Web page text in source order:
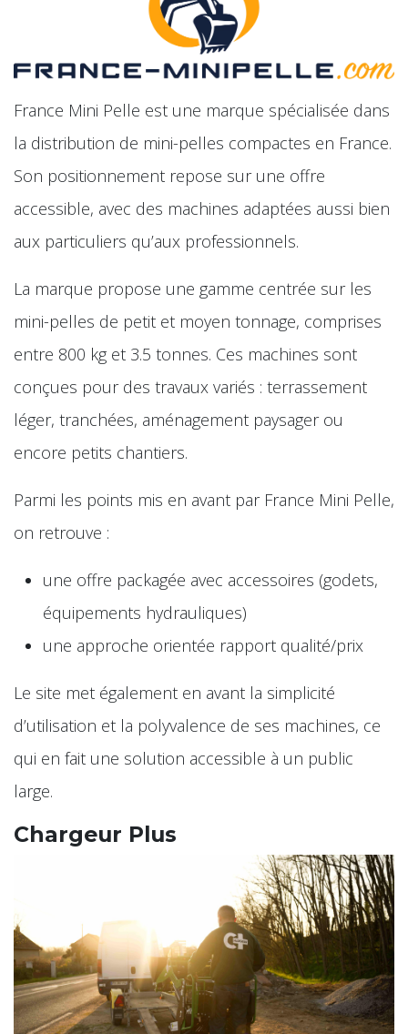
France Mini Pelle est une marque spécialisée dans
la distribution de mini-pelles compactes en France.
Son positionnement repose sur une offre
accessible, avec des machines adaptées aussi bien
aux particuliers qu’aux professionnels.
La marque propose une gamme centrée sur les
mini-pelles de petit et moyen tonnage, comprises
entre 800 kg et 3.5 tonnes. Ces machines sont
conçues pour des travaux variés : terrassement
léger, tranchées, aménagement paysager ou
encore petits chantiers.
Parmi les points mis en avant par France Mini Pelle,
on retrouve :
une offre packagée avec accessoires (godets,
équipements hydrauliques)
une approche orientée rapport qualité/prix
Le site met également en avant la simplicité
d’utilisation et la polyvalence de ses machines, ce
qui en fait une solution accessible à un public
large.
Chargeur Plus